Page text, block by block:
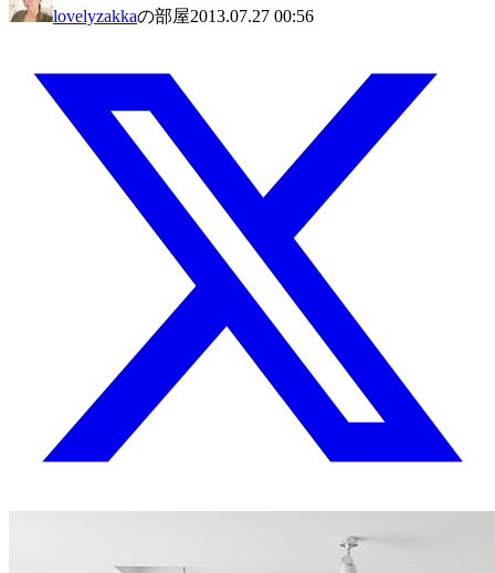
lovelyzakkaの部屋2013.07.27 00:56